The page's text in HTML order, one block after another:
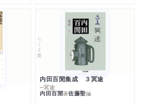
ちくま文庫
内田百閒集成 ３冥途
─冥途
内田百閒著佐藤聖編